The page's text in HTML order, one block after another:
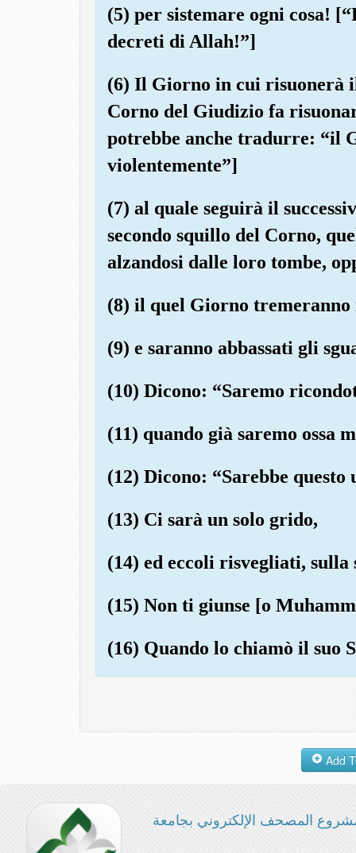
(5) per sistemare ogni cosa!
decreti di Allah!”]
(6) Il Giorno in cui risuonerà
Corno del Giudizio fa
potrebbe anche tradurre: “il
violentemente”]
(7) al quale seguirà il
secondo squillo del Corno,
alzandosi dalle loro tombe,
(8) il quel Giorno
(9) e saranno abbassati gli
(10) Dicono: “Saremo
(11) quando già saremo ossa
(12) Dicono: “Sarebbe
(13) Ci sarà un solo grido,
(14) ed eccoli risvegliati,
(15) Non ti giunse [o
(16) Quando lo chiamò il suo
المصحف الإلكتروني بجامعة